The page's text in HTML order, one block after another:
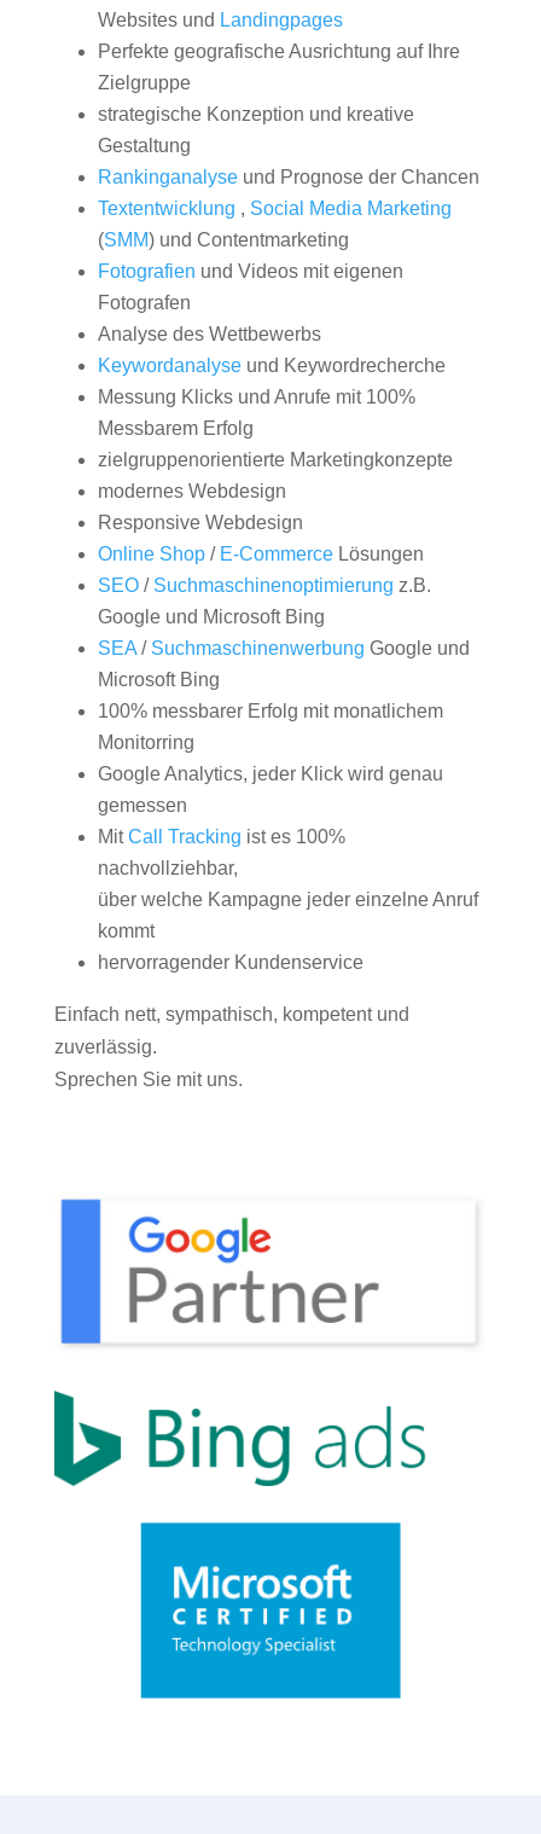
Websites und Landingpages
Perfekte geografische Ausrichtung auf Ihre
Zielgruppe
strategische Konzeption und kreative
Gestaltung
Rankinganalyseund Prognose der Chancen
Textentwicklung , Social Media Marketing
(SMM) und Contentmarketing
Fotografien und Videos mit eigenen
Fotografen
Analyse des Wettbewerbs
Keywordanalyseund Keywordrecherche
Messung Klicks und Anrufe mit 100%
Messbarem Erfolg
zielgruppenorientierte Marketingkonzepte
modernes Webdesign
Responsive Webdesign
Online Shop/ E-CommerceLösungen
SEO/ Suchmaschinenoptimierung z.B.
Google und Microsoft Bing
SEA/ Suchmaschinenwerbung Google und
Microsoft Bing
100% messbarer Erfolg mit monatlichem
Monitorring
Google Analytics, jeder Klick wird genau
gemessen
MitCall Tracking ist es 100%
nachvollziehbar,
über welche Kampagne jeder einzelne Anruf
kommt
hervorragender Kundenservice
Einfach nett, sympathisch, kompetent und
zuverlässig.
Sprechen Sie mit uns.